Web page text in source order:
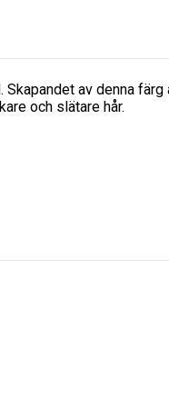
av denna färg
och slätare hår.